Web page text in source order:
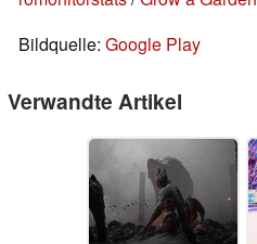
Bildquelle: Google Play
Verwandte Artikel